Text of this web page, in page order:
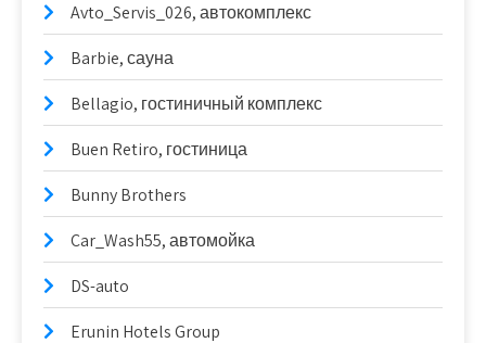
Avto_Servis_026, автокомплекс
Barbie, сауна
Bellagio, гостиничный комплекс
Buen Retiro, гостиница
Bunny Brothers
Car_Wash55, автомойка
DS-auto
Erunin Hotels Group